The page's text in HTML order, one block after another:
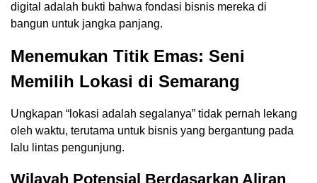
digital adalah bukti bahwa fondasi bisnis mereka di
bangun untuk jangka panjang.
Menemukan Titik Emas: Seni
Memilih Lokasi di Semarang
Ungkapan “lokasi adalah segalanya” tidak pernah lekang
oleh waktu, terutama untuk bisnis yang bergantung pada
lalu lintas pengunjung.
Wilayah Potensial Berdasarkan Aliran